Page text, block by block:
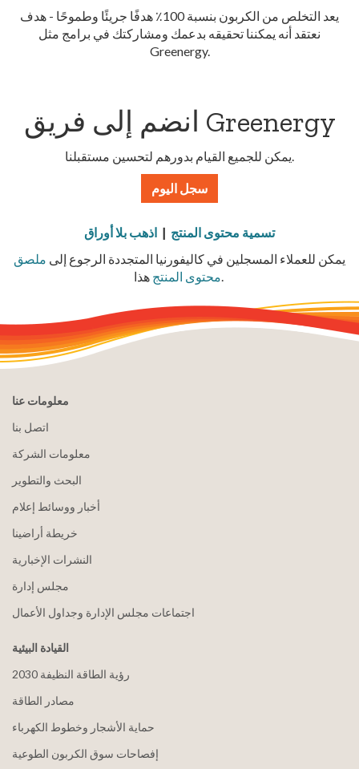
يعد التخلص من الكربون بنسبة 100٪ هدفًا جريئًا وطموحًا - هدف
نعتقد أنه يمكننا تحقيقه بدعمك ومشاركتك في برامج مثل
Greenergy.
انضم إلى فريق Greenergy
يمكن للجميع القيام بدورهم لتحسين مستقبلنا.
سجل اليوم
تسمية محتوى المنتج | اذهب بلا أوراق
يمكن للعملاء المسجلين في كاليفورنيا المتجددة الرجوع إلى ملصق
محتوى المنتجهذا.
معلومات عنا
اتصل بنا
معلومات الشركة
البحث والتطوير
أخبار ووسائط إعلام
خريطة أراضينا
النشرات الإخبارية
مجلس إدارة
اجتماعات مجلس الإدارة وجداول الأعمال
القيادة البيئية
2030 رؤية الطاقة النظيفة
مصادر الطاقة
حماية الأشجار وخطوط الكهرباء
إفصاحات سوق الكربون الطوعية